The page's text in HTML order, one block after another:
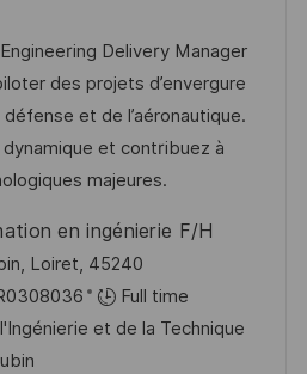
d
’
a
f
f
c
h
a
g
Delivery Manager
des projets d’envergure
et de l’aéronautique.
et contribuez à
majeures.
en ingénierie F/H
Loiret, 45240
Full time
et de la Technique